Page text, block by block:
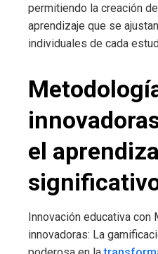
permitiendo la creación
aprendizaje que se
individuales de cada
el
Innovación educativa con
innovadoras: La